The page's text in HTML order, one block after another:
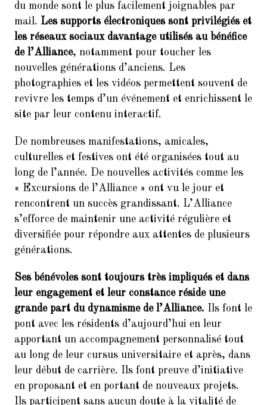
du monde sont le plus facilement joignables par
mail. Les supports électroniques sont privilégiés et
les réseaux sociaux davantage utilisés au bénéfice
de l’Alliance, notamment pour toucher les
nouvelles générations d’anciens. Les
photographies et les vidéos permettent souvent de
revivre les temps d’un événement et enrichissent le
site par leur contenu interactif.
De nombreuses manifestations, amicales,
culturelles et festives ont été organisées tout au
long de l’année. De nouvelles activités comme les
« Excursions de l’Alliance » ont vu le jour et
rencontrent un succès grandissant. L’Alliance
s’efforce de maintenir une activité régulière et
diversifiée pour répondre aux attentes de plusieurs
générations.
Ses bénévoles sont toujours très impliqués et dans
leur engagement et leur constance réside une
grande part du dynamisme de l’Alliance. Ils font le
pont avec les résidents d’aujourd’hui en leur
apportant un accompagnement personnalisé tout
au long de leur cursus universitaire et après, dans
leur début de carrière. Ils font preuve d’initiative
en proposant et en portant de nouveaux projets.
Ils participent sans aucun doute à la vitalité de